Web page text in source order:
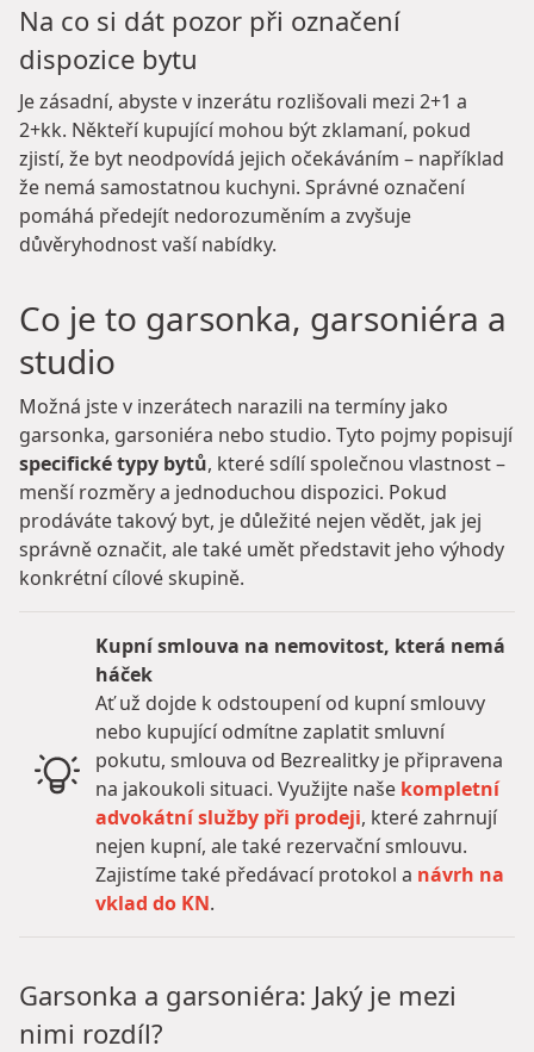
Na co si dát pozor při označení
dispozice bytu
Je zásadní, abyste v inzerátu rozlišovali mezi 2+1 a
2+kk. Někteří kupující mohou být zklamaní, pokud
zjistí, že byt neodpovídá jejich očekáváním – například
že nemá samostatnou kuchyni. Správné označení
pomáhá předejít nedorozuměním a zvyšuje
důvěryhodnost vaší nabídky.
Co je to garsonka, garsoniéra a
studio
Možná jste v inzerátech narazili na termíny jako
garsonka, garsoniéra nebo studio. Tyto pojmy popisují
specifické typy bytů, které sdílí společnou vlastnost –
menší rozměry a jednoduchou dispozici. Pokud
prodáváte takový byt, je důležité nejen vědět, jak jej
správně označit, ale také umět představit jeho výhody
konkrétní cílové skupině.
Kupní smlouva na nemovitost, která nemá
háček
Ať už dojde k odstoupení od kupní smlouvy
nebo kupující odmítne zaplatit smluvní
pokutu, smlouva od Bezrealitky je připravena
na jakoukoli situaci. Využijte naše kompletní
advokátní služby při prodeji, které zahrnují
nejen kupní, ale také rezervační smlouvu.
Zajistíme také předávací protokol a návrh na
vklad do KN.
Garsonka a garsoniéra: Jaký je mezi
nimi rozdíl?